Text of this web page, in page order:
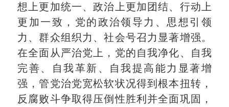
想上更加统一、政治上更加团结、行动上
更加一致，党的政治领导力、思想引领
力、群众组织力、社会号召力显著增强。
在全面从严治党上，党的自我净化、自我
完善、自我革新、自我提高能力显著增
强，管党治党宽松软状况得到根本扭转，
反腐败斗争取得压倒性胜利并全面巩固，